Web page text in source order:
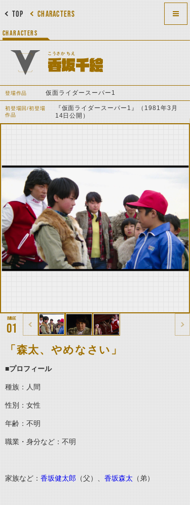
CHARACTERS
TOP
CHARACTERS
こうさか ちえ
香坂千絵
登場作品 仮面ライダースーパー1
初登場回/初登場
作品
『仮面ライダースーパー1』（1981年3月
14日公開）
01
「森太、やめなさい」
■プロフィール
種族：人間
性別：女性
年齢：不明
職業・身分など：不明
家族など： 香坂健太郎 （父）、 香坂森太 （弟）